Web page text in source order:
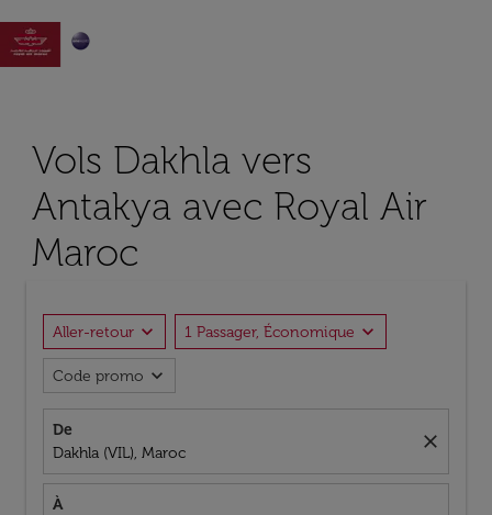

Vols Dakhla vers
Antakya avec Royal Air
Maroc
Aller-retour expand_more 1 Passager, Économique expand_more
Code promo expand_more
De
Dakhla (VIL), Maroc
close
À